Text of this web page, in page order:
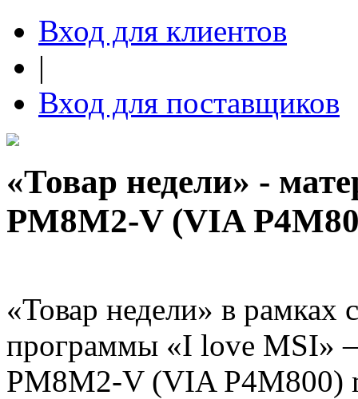
Вход для клиентов
|
Вход для поставщиков
«Товар недели» -
PM8M2-V (VIA
«Товар недели» в рамках
программы «I love MSI»
PM8M2-V (VIA P4M800)